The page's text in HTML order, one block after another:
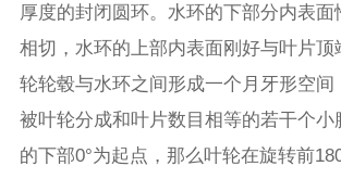
厚度的封闭圆环。水环的下部分内表
相切，水环的上部内表面刚好与叶片顶
轮轮毂与水环之间形成一个月牙形空间
被叶轮分成和叶片数目相等的若干个小
的下部0°为起点，那么叶轮在旋转前